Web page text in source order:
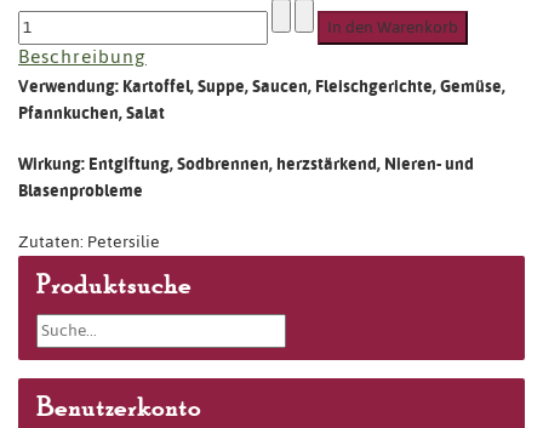
Beschreibung
Verwendung: Kartoffel, Suppe, Saucen, Fleischgerichte, Gemüse,
Pfannkuchen, Salat
Wirkung: Entgiftung, Sodbrennen, herzstärkend, Nieren- und
Blasenprobleme
Zutaten: Petersilie
Produktsuche
Benutzerkonto